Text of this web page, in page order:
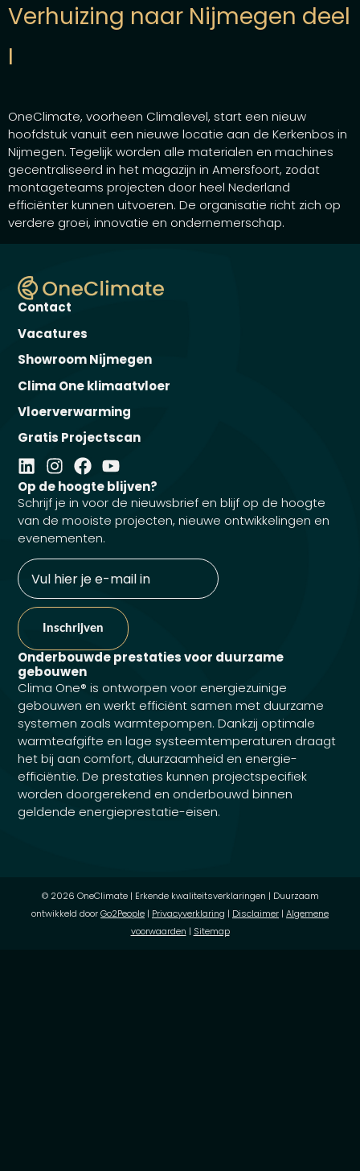
Verhuizing naar Nijmegen deel
I
OneClimate, voorheen Climalevel, start een nieuw
hoofdstuk vanuit een nieuwe locatie aan de Kerkenbos in
Nijmegen. Tegelijk worden alle materialen en machines
gecentraliseerd in het magazijn in Amersfoort, zodat
montageteams projecten door heel Nederland
efficiënter kunnen uitvoeren. De organisatie richt zich op
verdere groei, innovatie en ondernemerschap.
Contact
Vacatures
Showroom Nijmegen
Clima One klimaatvloer
Vloerverwarming
Gratis Projectscan
Op de hoogte blijven?
Schrijf je in voor de nieuwsbrief en blijf op de hoogte
van de mooiste projecten, nieuwe ontwikkelingen en
evenementen.
E-
mailadres
Onderbouwde prestaties voor duurzame
gebouwen
Clima One® is ontworpen voor energiezuinige
gebouwen en werkt efficiënt samen met duurzame
systemen zoals warmtepompen. Dankzij optimale
warmteafgifte en lage systeemtemperaturen draagt
het bij aan comfort, duurzaamheid en energie-
efficiëntie. De prestaties kunnen projectspecifiek
worden doorgerekend en onderbouwd binnen
geldende energieprestatie-eisen.
© 2026 OneClimate | Erkende kwaliteitsverklaringen | Duurzaam
ontwikkeld doorGo2People | Privacyverklaring | Disclaimer | Algemene
voorwaarden | Sitemap